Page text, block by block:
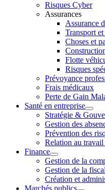
Risques Cyber
Assurances
Assurance
Transport
Choses et
Flotte
Risques
Prévoyance
Frais médicaux
Perte de Gain
Santé en entreprise
Stratégie &
Gestion des
Prévention des
Relation au
Finance
Gestion de la
Gestion de la
Création et
Marchés publics